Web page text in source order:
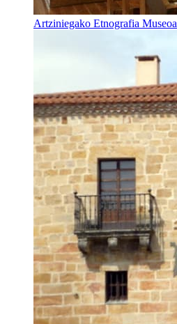
Artziniegako Etnografia Museoa